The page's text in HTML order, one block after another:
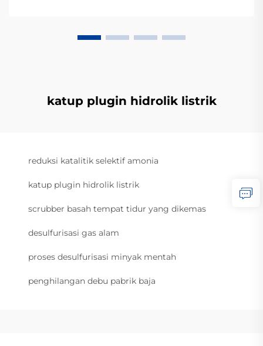
katup plugin hidrolik listrik
reduksi katalitik selektif amonia
katup plugin hidrolik listrik
scrubber basah tempat tidur yang dikemas
desulfurisasi gas alam
proses desulfurisasi minyak mentah
penghilangan debu pabrik baja